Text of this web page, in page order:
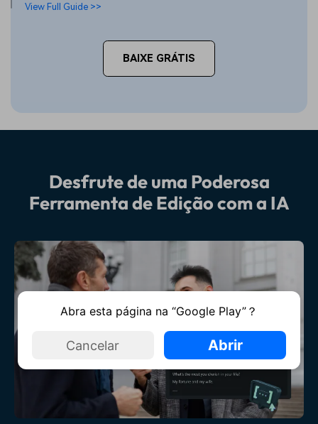
View Full Guide >>
BAIXE GRÁTIS
Desfrute de uma Poderosa
Ferramenta de Edição com a IA
Abra esta página na “Google Play”？
Cancelar Abrir